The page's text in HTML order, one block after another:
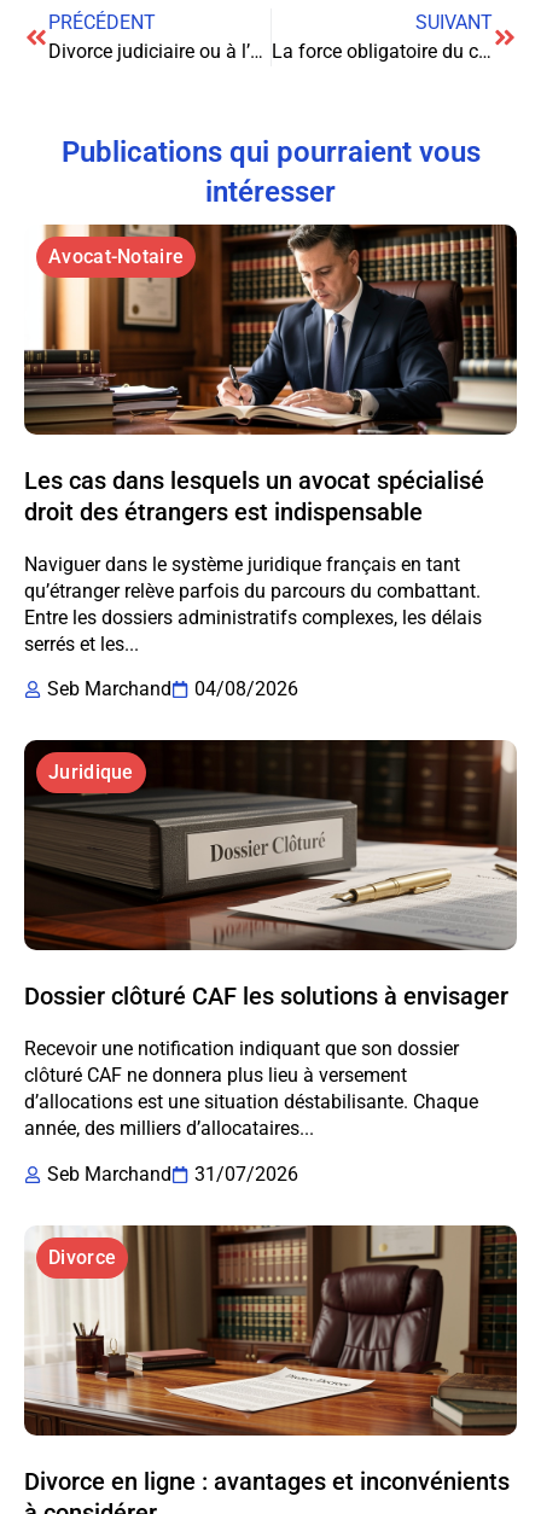
PRÉCÉDENT
Divorce judiciaire ou à l’amiable : quelles différences et comment choisir ?
SUIVANT
La force obligatoire du contrat : un principe fondamental du droit des contrats
Publications qui pourraient vous
intéresser
Avocat-Notaire
Les cas dans lesquels un avocat spécialisé
droit des étrangers est indispensable
Naviguer dans le système juridique français en tant
qu’étranger relève parfois du parcours du combattant.
Entre les dossiers administratifs complexes, les délais
serrés et les...
Seb Marchand
04/08/2026
Juridique
Dossier clôturé CAF les solutions à envisager
Recevoir une notification indiquant que son dossier
clôturé CAF ne donnera plus lieu à versement
d’allocations est une situation déstabilisante. Chaque
année, des milliers d’allocataires...
Seb Marchand
31/07/2026
Divorce
Divorce en ligne : avantages et inconvénients